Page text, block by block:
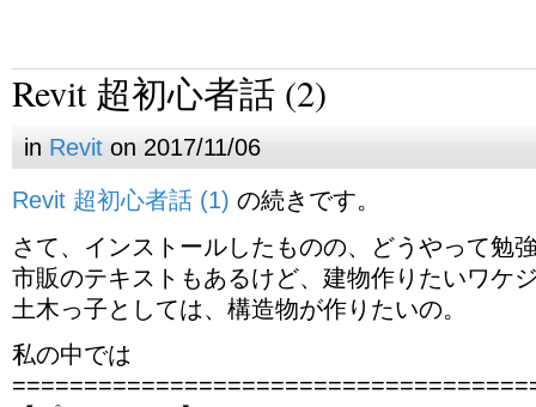
Revit 超初心者話 (2)
in Revit on 2017/11/06
Revit 超初心者話 (1) の続きです。
さて、インストールしたものの、どうやって勉
市販のテキストもあるけど、建物作りたいワケ
土木っ子としては、構造物が作りたいの。
私の中では